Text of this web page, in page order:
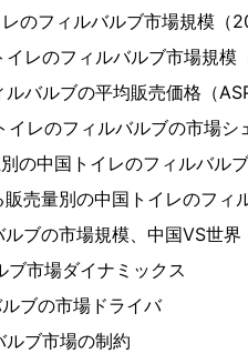
のフィルバルブ市場規模（
レのフィルバルブ市場規模
バルブの平均販売価格（
イレのフィルバルブの市場シ
の中国トイレのフィルバル
販売量別の中国トイレのフ
ブの市場規模、中国VS世界
ブ市場ダイナミックス
ブの市場ドライバ
ルブ市場の制約